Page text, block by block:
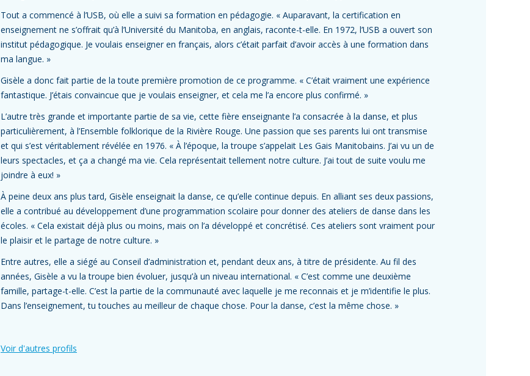
Tout a commencé à l’USB, où elle a suivi sa formation en pédagogie. « Auparavant, la certification en
enseignement ne s’offrait qu’à l’Université du Manitoba, en anglais, raconte-t-elle. En 1972, l’USB a ouvert son
institut pédagogique. Je voulais enseigner en français, alors c’était parfait d’avoir accès à une formation dans
ma langue. »
Gisèle a donc fait partie de la toute première promotion de ce programme. « C’était vraiment une expérience
fantastique. J’étais convaincue que je voulais enseigner, et cela me l’a encore plus confirmé. »
L’autre très grande et importante partie de sa vie, cette fière enseignante l’a consacrée à la danse, et plus
particulièrement, à l’Ensemble folklorique de la Rivière Rouge. Une passion que ses parents lui ont transmise
et qui s’est véritablement révélée en 1976. « À l’époque, la troupe s’appelait Les Gais Manitobains. J’ai vu un de
leurs spectacles, et ça a changé ma vie. Cela représentait tellement notre culture. J’ai tout de suite voulu me
joindre à eux! »
À peine deux ans plus tard, Gisèle enseignait la danse, ce qu’elle continue depuis. En alliant ses deux passions,
elle a contribué au développement d’une programmation scolaire pour donner des ateliers de danse dans les
écoles. « Cela existait déjà plus ou moins, mais on l’a développé et concrétisé. Ces ateliers sont vraiment pour
le plaisir et le partage de notre culture. »
Entre autres, elle a siégé au Conseil d’administration et, pendant deux ans, à titre de présidente. Au fil des
années, Gisèle a vu la troupe bien évoluer, jusqu’à un niveau international. « C’est comme une deuxième
famille, partage-t-elle. C’est la partie de la communauté avec laquelle je me reconnais et je m’identifie le plus.
Dans l’enseignement, tu touches au meilleur de chaque chose. Pour la danse, c’est la même chose. »
Voir d'autres profils